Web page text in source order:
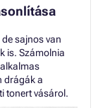
sajnos van
is. Számolnia
drágák a
tonert vásárol.